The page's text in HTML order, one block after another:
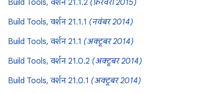
Build Tools, वर्शन 21.1.2 (फ़रवरी 2015)
Build Tools, वर्शन 21.1.1 (नवंबर 2014)
Build Tools, वर्शन 21.1 (अक्टूबर 2014)
Build Tools, वर्शन 21.0.2 (अक्टूबर 2014)
Build Tools, वर्शन 21.0.1 (अक्टूबर 2014)